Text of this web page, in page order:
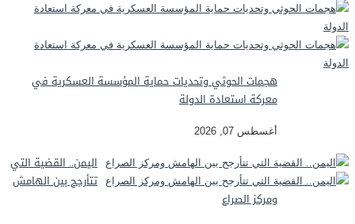
هجمات الحوثي وتحديات حماية المؤسسة العسكرية في
معركة استعادة الدولة
أغسطس 07, 2026
اليمن.. القضية التي
تتأرجح بين الهامش
ومركز الصراع